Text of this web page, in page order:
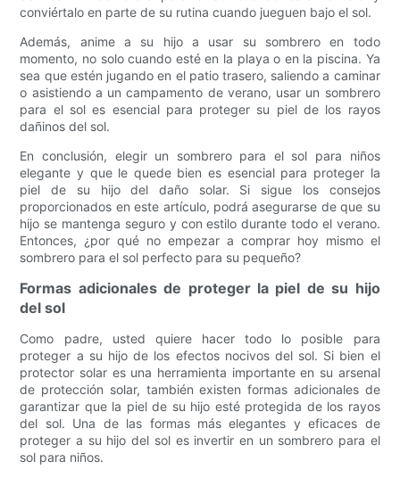
conviértalo en parte de su rutina cuando jueguen bajo el sol.
Además, anime a su hijo a usar su sombrero en todo
momento, no solo cuando esté en la playa o en la piscina. Ya
sea que estén jugando en el patio trasero, saliendo a caminar
o asistiendo a un campamento de verano, usar un sombrero
para el sol es esencial para proteger su piel de los rayos
dañinos del sol.
En conclusión, elegir un sombrero para el sol para niños
elegante y que le quede bien es esencial para proteger la
piel de su hijo del daño solar. Si sigue los consejos
proporcionados en este artículo, podrá asegurarse de que su
hijo se mantenga seguro y con estilo durante todo el verano.
Entonces, ¿por qué no empezar a comprar hoy mismo el
sombrero para el sol perfecto para su pequeño?
Formas adicionales de proteger la piel de su hijo
del sol
Como padre, usted quiere hacer todo lo posible para
proteger a su hijo de los efectos nocivos del sol. Si bien el
protector solar es una herramienta importante en su arsenal
de protección solar, también existen formas adicionales de
garantizar que la piel de su hijo esté protegida de los rayos
del sol. Una de las formas más elegantes y eficaces de
proteger a su hijo del sol es invertir en un sombrero para el
sol para niños.